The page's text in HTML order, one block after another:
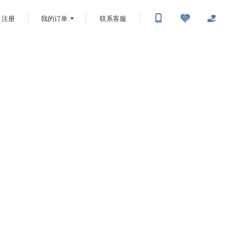
注册 我的订单 联系客服